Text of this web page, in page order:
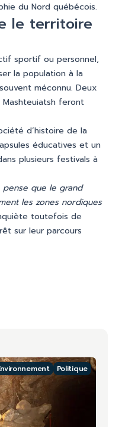
du Nord québécois.
le territoire
sportif ou personnel,
la population à la
méconnu. Deux
feront
d’histoire de la
éducatives et un
plusieurs festivals à
pense que le grand
les zones nordiques
toutefois de
sur leur parcours
Politique